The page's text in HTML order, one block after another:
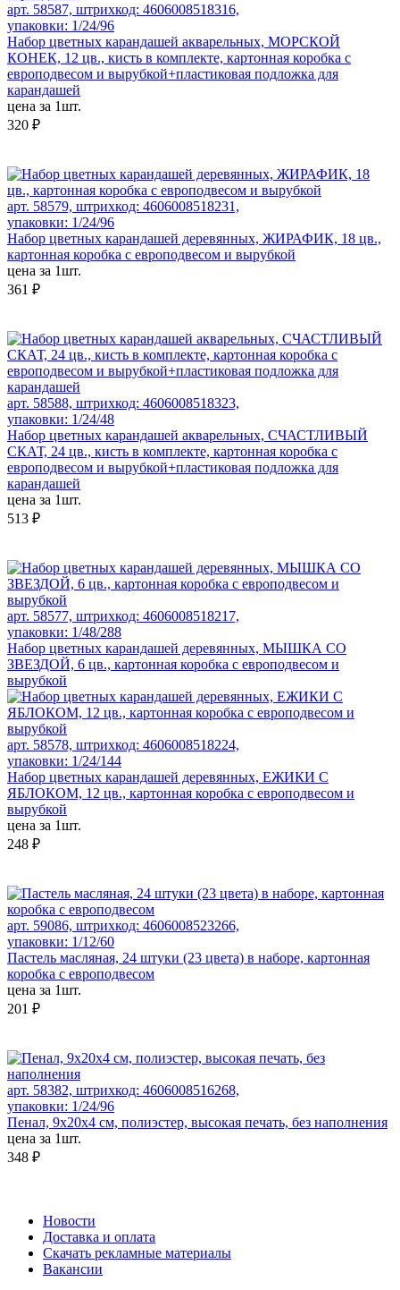
арт. 58587, штрихкод: 4606008518316,
упаковки: 1/24/96
Набор цветных карандашей акварельных, МОРСКОЙ
КОНЕК, 12 цв., кисть в комплекте, картонная коробка с
европодвесом и вырубкой+пластиковая подложка для
карандашей
цена за 1шт.
320 ₽
арт. 58579, штрихкод: 4606008518231,
упаковки: 1/24/96
Набор цветных карандашей деревянных, ЖИРАФИК, 18 цв.,
картонная коробка с европодвесом и вырубкой
цена за 1шт.
361 ₽
арт. 58588, штрихкод: 4606008518323,
упаковки: 1/24/48
Набор цветных карандашей акварельных, СЧАСТЛИВЫЙ
СКАТ, 24 цв., кисть в комплекте, картонная коробка с
европодвесом и вырубкой+пластиковая подложка для
карандашей
цена за 1шт.
513 ₽
арт. 58577, штрихкод: 4606008518217,
упаковки: 1/48/288
Набор цветных карандашей деревянных, МЫШКА СО
ЗВЕЗДОЙ, 6 цв., картонная коробка с европодвесом и
вырубкой
арт. 58578, штрихкод: 4606008518224,
упаковки: 1/24/144
Набор цветных карандашей деревянных, ЕЖИКИ С
ЯБЛОКОМ, 12 цв., картонная коробка с европодвесом и
вырубкой
цена за 1шт.
248 ₽
арт. 59086, штрихкод: 4606008523266,
упаковки: 1/12/60
Пастель масляная, 24 штуки (23 цвета) в наборе, картонная
коробка с европодвесом
цена за 1шт.
201 ₽
арт. 58382, штрихкод: 4606008516268,
упаковки: 1/24/96
Пенал, 9х20х4 см, полиэстер, высокая печать, без наполнения
цена за 1шт.
348 ₽
Новости
Доставка и оплата
Скачать рекламные материалы
Вакансии